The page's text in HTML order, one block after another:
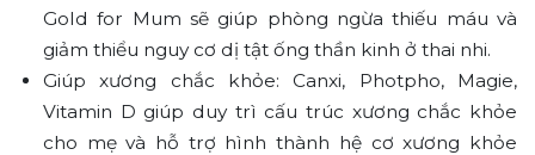
Gold for Mum sẽ giúp phòng ngừa thiếu máu và
giảm thiểu nguy cơ dị tật ống thần kinh ở thai nhi.
Giúp xương chắc khỏe: Canxi, Photpho, Magie,
Vitamin D giúp duy trì cấu trúc xương chắc khỏe
cho mẹ và hỗ trợ hình thành hệ cơ xương khỏe